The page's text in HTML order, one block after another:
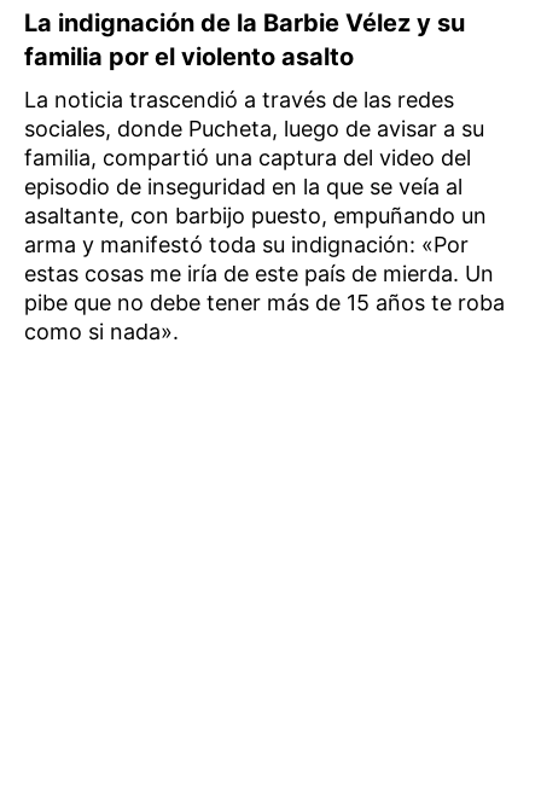
La indignación de la Barbie Vélez y su
familia por el violento asalto
La noticia trascendió a través de las redes
sociales, donde Pucheta, luego de avisar a su
familia, compartió una captura del video del
episodio de inseguridad en la que se veía al
asaltante, con barbijo puesto, empuñando un
arma y manifestó toda su indignación: «Por
estas cosas me iría de este país de mierda. Un
pibe que no debe tener más de 15 años te roba
como si nada».